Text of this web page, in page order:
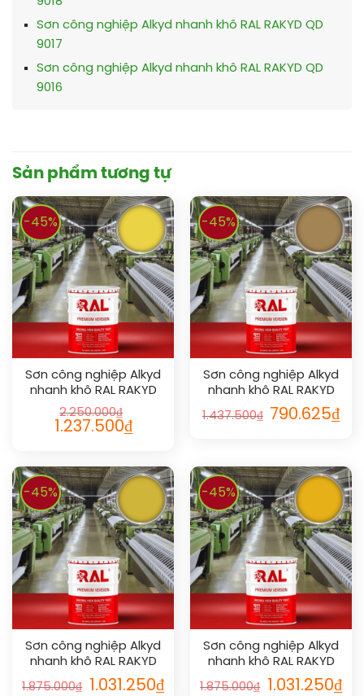
Sơn công nghiệp Alkyd nhanh khô RAL RAKYD QD
9017
Sơn công nghiệp Alkyd nhanh khô RAL RAKYD QD
9016
Sản phẩm tương tự
-45%
Sơn công nghiệp Alkyd
nhanh khô RAL RAKYD
QD 1018
2.250.000₫
1.237.500₫
-45%
Sơn công nghiệp Alkyd
nhanh khô RAL RAKYD
QD 1011
1.437.500₫ 790.625₫
-45%
Sơn công nghiệp Alkyd
nhanh khô RAL RAKYD
QD 1012
1.875.000₫ 1.031.250₫
-45%
Sơn công nghiệp Alkyd
nhanh khô RAL RAKYD
QD 1003
1.875.000₫ 1.031.250₫